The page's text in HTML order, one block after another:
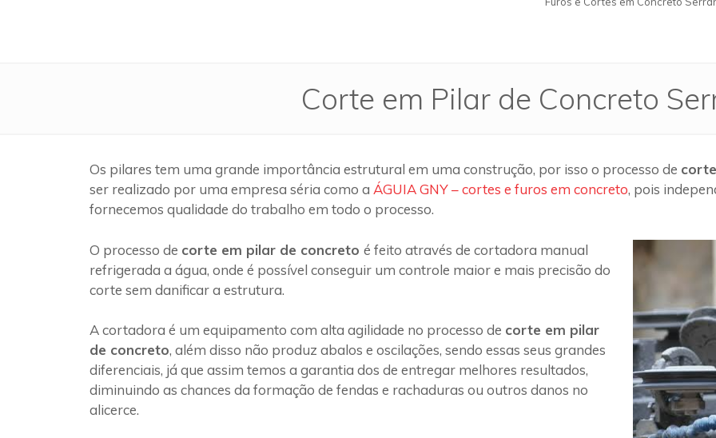
Corte em Pilar de Concreto
Os pilares tem uma grande importância estrutural em uma construção, por isso o processo de
ser realizado por uma empresa séria como a ÁGUIA GNY – cortes e furos em concreto, pois
fornecemos qualidade do trabalho em todo o processo.
O processo de corte em pilar de concreto é feito através de cortadora manual
refrigerada a água, onde é possível conseguir um controle maior e mais precisão do
corte sem danificar a estrutura.
A cortadora é um equipamento com alta agilidade no processo de corte em pilar
de concreto, além disso não produz abalos e oscilações, sendo essas seus grandes
diferenciais, já que assim temos a garantia dos de entregar melhores resultados,
diminuindo as chances da formação de fendas e rachaduras ou outros danos no
alicerce.